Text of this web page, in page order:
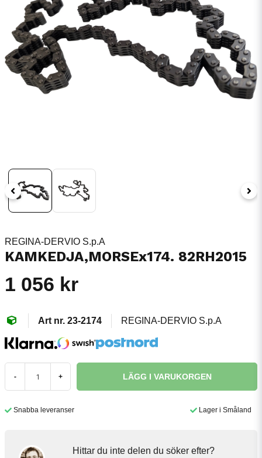
REGINA-DERVIO S.p.A
KAMKEDJA,MORSEx174. 82RH2015
1 056 kr
23-2174 REGINA-DERVIO S.p.A
- + LÄGG I VARUKORGEN
Snabba leveranser Lager i Småland
Hittar du inte delen du söker efter?